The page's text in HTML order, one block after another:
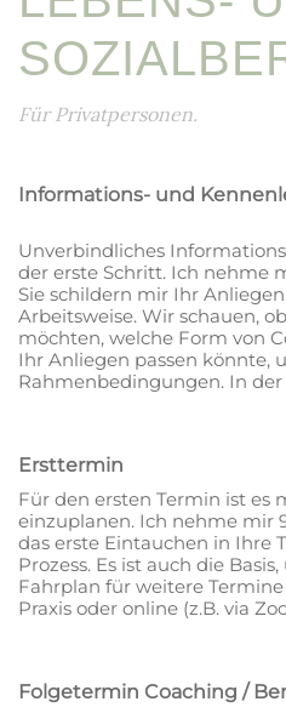
Für Privatpersonen.
Informations- und
Unverbindliches
der erste Schritt. Ich nehme
Sie schildern mir Ihr
Arbeitsweise. Wir schauen,
möchten, welche Form von
Ihr Anliegen passen könnte,
Rahmenbedingungen. In der
Ersttermin
Für den ersten Termin ist es
einzuplanen. Ich nehme mir
das erste Eintauchen in Ihre
Prozess. Es ist auch die
Fahrplan für weitere
Praxis oder online (z.B. via
Folgetermin Coaching /